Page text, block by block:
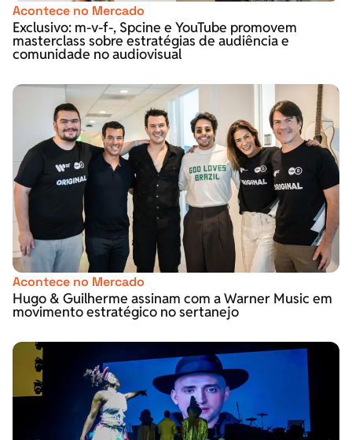
Acontece no Mercado
Exclusivo: m-v-f-, Spcine e YouTube promovem
masterclass sobre estratégias de audiência e
comunidade no audiovisual
Acontece no Mercado
Hugo & Guilherme assinam com a Warner Music em
movimento estratégico no sertanejo